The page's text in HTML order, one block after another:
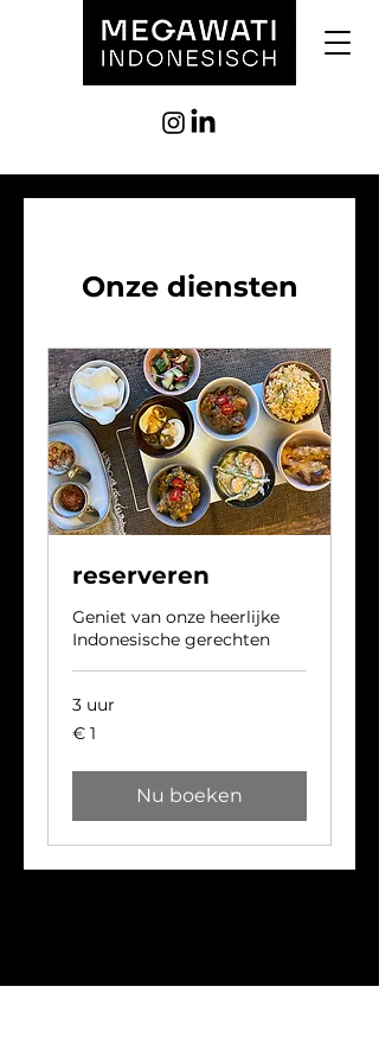
Onze diensten
reserveren
Geniet van onze heerlijke
Indonesische gerechten
3 uur
1
euro
€ 1
Nu boeken